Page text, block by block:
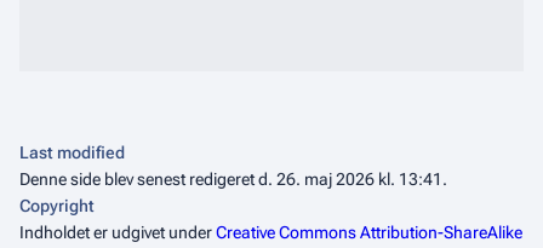
Last modified
Denne side blev senest redigeret d. 26. maj 2026 kl. 13:41.
Copyright
Indholdet er udgivet underCreative Commons Attribution-ShareAlike